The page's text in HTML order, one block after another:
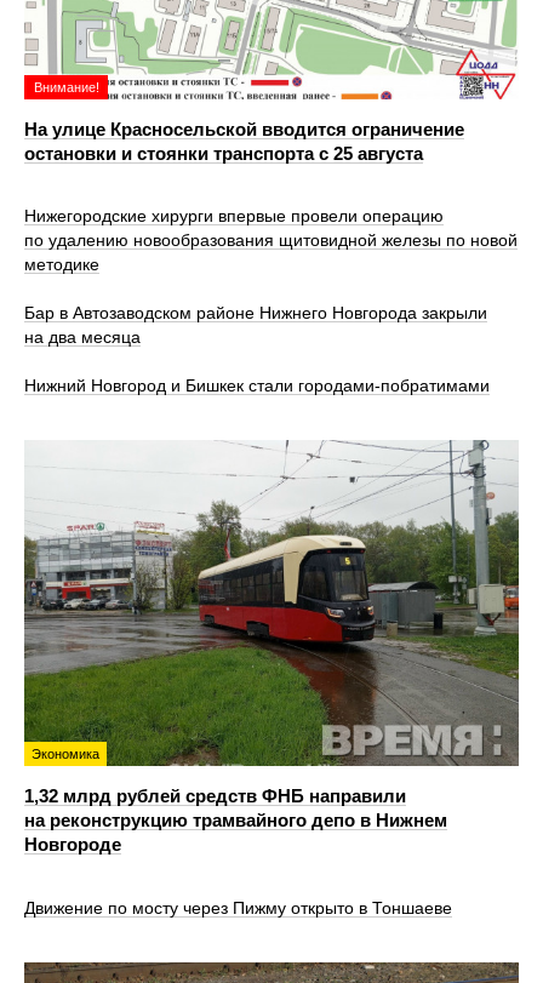
Внимание!
На улице Красносельской вводится ограничение
остановки и стоянки транспорта с 25 августа
Нижегородские хирурги впервые провели операцию
по удалению новообразования щитовидной железы по новой
методике
Бар в Автозаводском районе Нижнего Новгорода закрыли
на два месяца
Нижний Новгород и Бишкек стали городами-побратимами
Экономика
1,32 млрд рублей средств ФНБ направили
на реконструкцию трамвайного депо в Нижнем
Новгороде
Движение по мосту через Пижму открыто в Тоншаеве